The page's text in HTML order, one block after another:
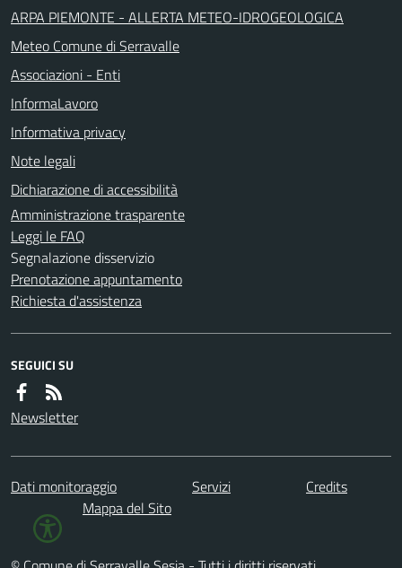
ARPA PIEMONTE - ALLERTA METEO-IDROGEOLOGICA
Meteo Comune di Serravalle
Associazioni - Enti
InformaLavoro
Informativa privacy
Note legali
Dichiarazione di accessibilità
Amministrazione trasparente
Leggi le FAQ
Segnalazione disservizio
Prenotazione appuntamento
Richiesta d'assistenza
SEGUICI SU
Newsletter
Dati monitoraggio Servizi
Credits
Mappa del Sito